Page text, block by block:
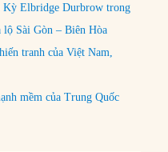
Kỳ Elbridge Durbrow trong
lộ Sài Gòn – Biên Hòa
tranh của Việt Nam,
mềm của Trung Quốc